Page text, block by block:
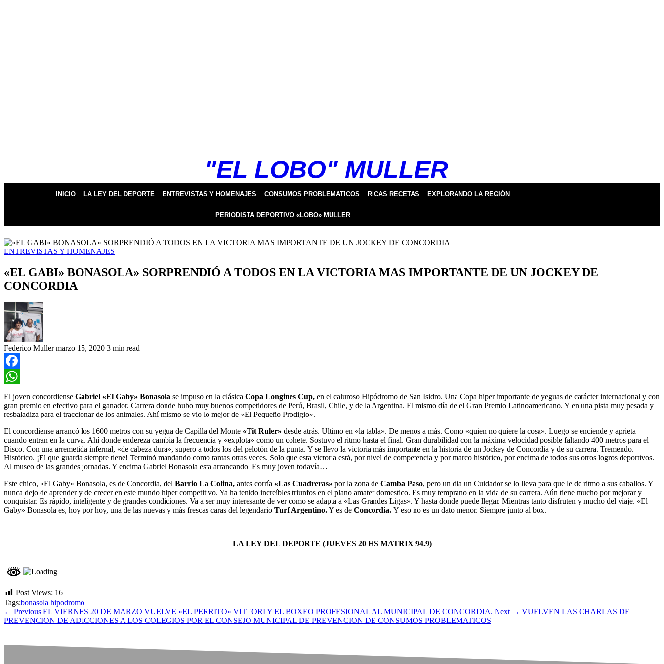
"EL LOBO" MULLER
INICIO LA LEY DEL DEPORTE ENTREVISTAS Y HOMENAJES CONSUMOS PROBLEMATICOS RICAS RECETAS EXPLORANDO LA REGIÓN
PERIODISTA DEPORTIVO «LOBO» MULLER
ENTREVISTAS Y HOMENAJES
«EL GABI» BONASOLA» SORPRENDIÓ A TODOS EN LA VICTORIA MAS IMPORTANTE DE UN JOCKEY DE
CONCORDIA
Federico Muller marzo 15, 2020 3 min read
Facebook
WhatsApp
El joven concordiense Gabriel «El Gaby» Bonasola se impuso en la clásica Copa Longines Cup, en el caluroso Hipódromo de San Isidro. Una Copa hiper importante de yeguas de carácter internacional y con
gran premio en efectivo para el ganador. Carrera donde hubo muy buenos competidores de Perú, Brasil, Chile, y de la Argentina. El mismo día de el Gran Premio Latinoamericano. Y en una pista muy pesada y
resbaladiza para el traccionar de los animales. Ahí mismo se vio lo mejor de «El Pequeño Prodigio».
El concordiense arrancó los 1600 metros con su yegua de Capilla del Monte «Tit Ruler» desde atrás. Ultimo en «la tabla». De menos a más. Como «quien no quiere la cosa». Luego se enciende y aprieta
cuando entran en la curva. Ahí donde endereza cambia la frecuencia y «explota» como un cohete. Sostuvo el ritmo hasta el final. Gran durabilidad con la máxima velocidad posible faltando 400 metros para el
Disco. Con una arremetida infernal, «de cabeza dura», supero a todos los del pelotón de la punta. Y se llevo la victoria más importante en la historia de un Jockey de Concordia y de su carrera. Tremendo.
Histórico. ¡El que guarda siempre tiene! Terminó mandando como tantas otras veces. Solo que esta victoria está, por nivel de competencia y por marco histórico, por encima de todos sus otros logros deportivos.
Al museo de las grandes jornadas. Y encima Gabriel Bonasola esta arrancando. Es muy joven todavía…
Este chico, «El Gaby» Bonasola, es de Concordia, del Barrio La Colina, antes corría «Las Cuadreras» por la zona de Camba Paso, pero un dia un Cuidador se lo lleva para que le de ritmo a sus caballos. Y
nunca dejo de aprender y de crecer en este mundo hiper competitivo. Ya ha tenido increíbles triunfos en el plano amater domestico. Es muy temprano en la vida de su carrera. Aún tiene mucho por mejorar y
conquistar. Es rápido, inteligente y de grandes condiciones. Va a ser muy interesante de ver como se adapta a «Las Grandes Ligas». Y hasta donde puede llegar. Mientras tanto disfruten y mucho del viaje. «El
Gaby» Bonasola es, hoy por hoy, una de las nuevas y más frescas caras del legendario Turf Argentino.Y es de Concordia. Y eso no es un dato menor. Siempre junto al box.
LA LEY DEL DEPORTE (JUEVES 20 HS MATRIX 94.9)
Post Views: 16
Tags:bonasola hipodromo
← Previous EL VIERNES 20 DE MARZO VUELVE «EL PERRITO» VITTORI Y EL BOXEO PROFESIONAL AL MUNICIPAL DE CONCORDIA. Next → VUELVEN LAS CHARLAS DE
PREVENCION DE ADICCIONES A LOS COLEGIOS POR EL CONSEJO MUNICIPAL DE PREVENCION DE CONSUMOS PROBLEMATICOS